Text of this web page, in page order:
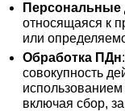
относящаяся к
или
Обработка ПДн
совокупность
использованием
включая сбор,